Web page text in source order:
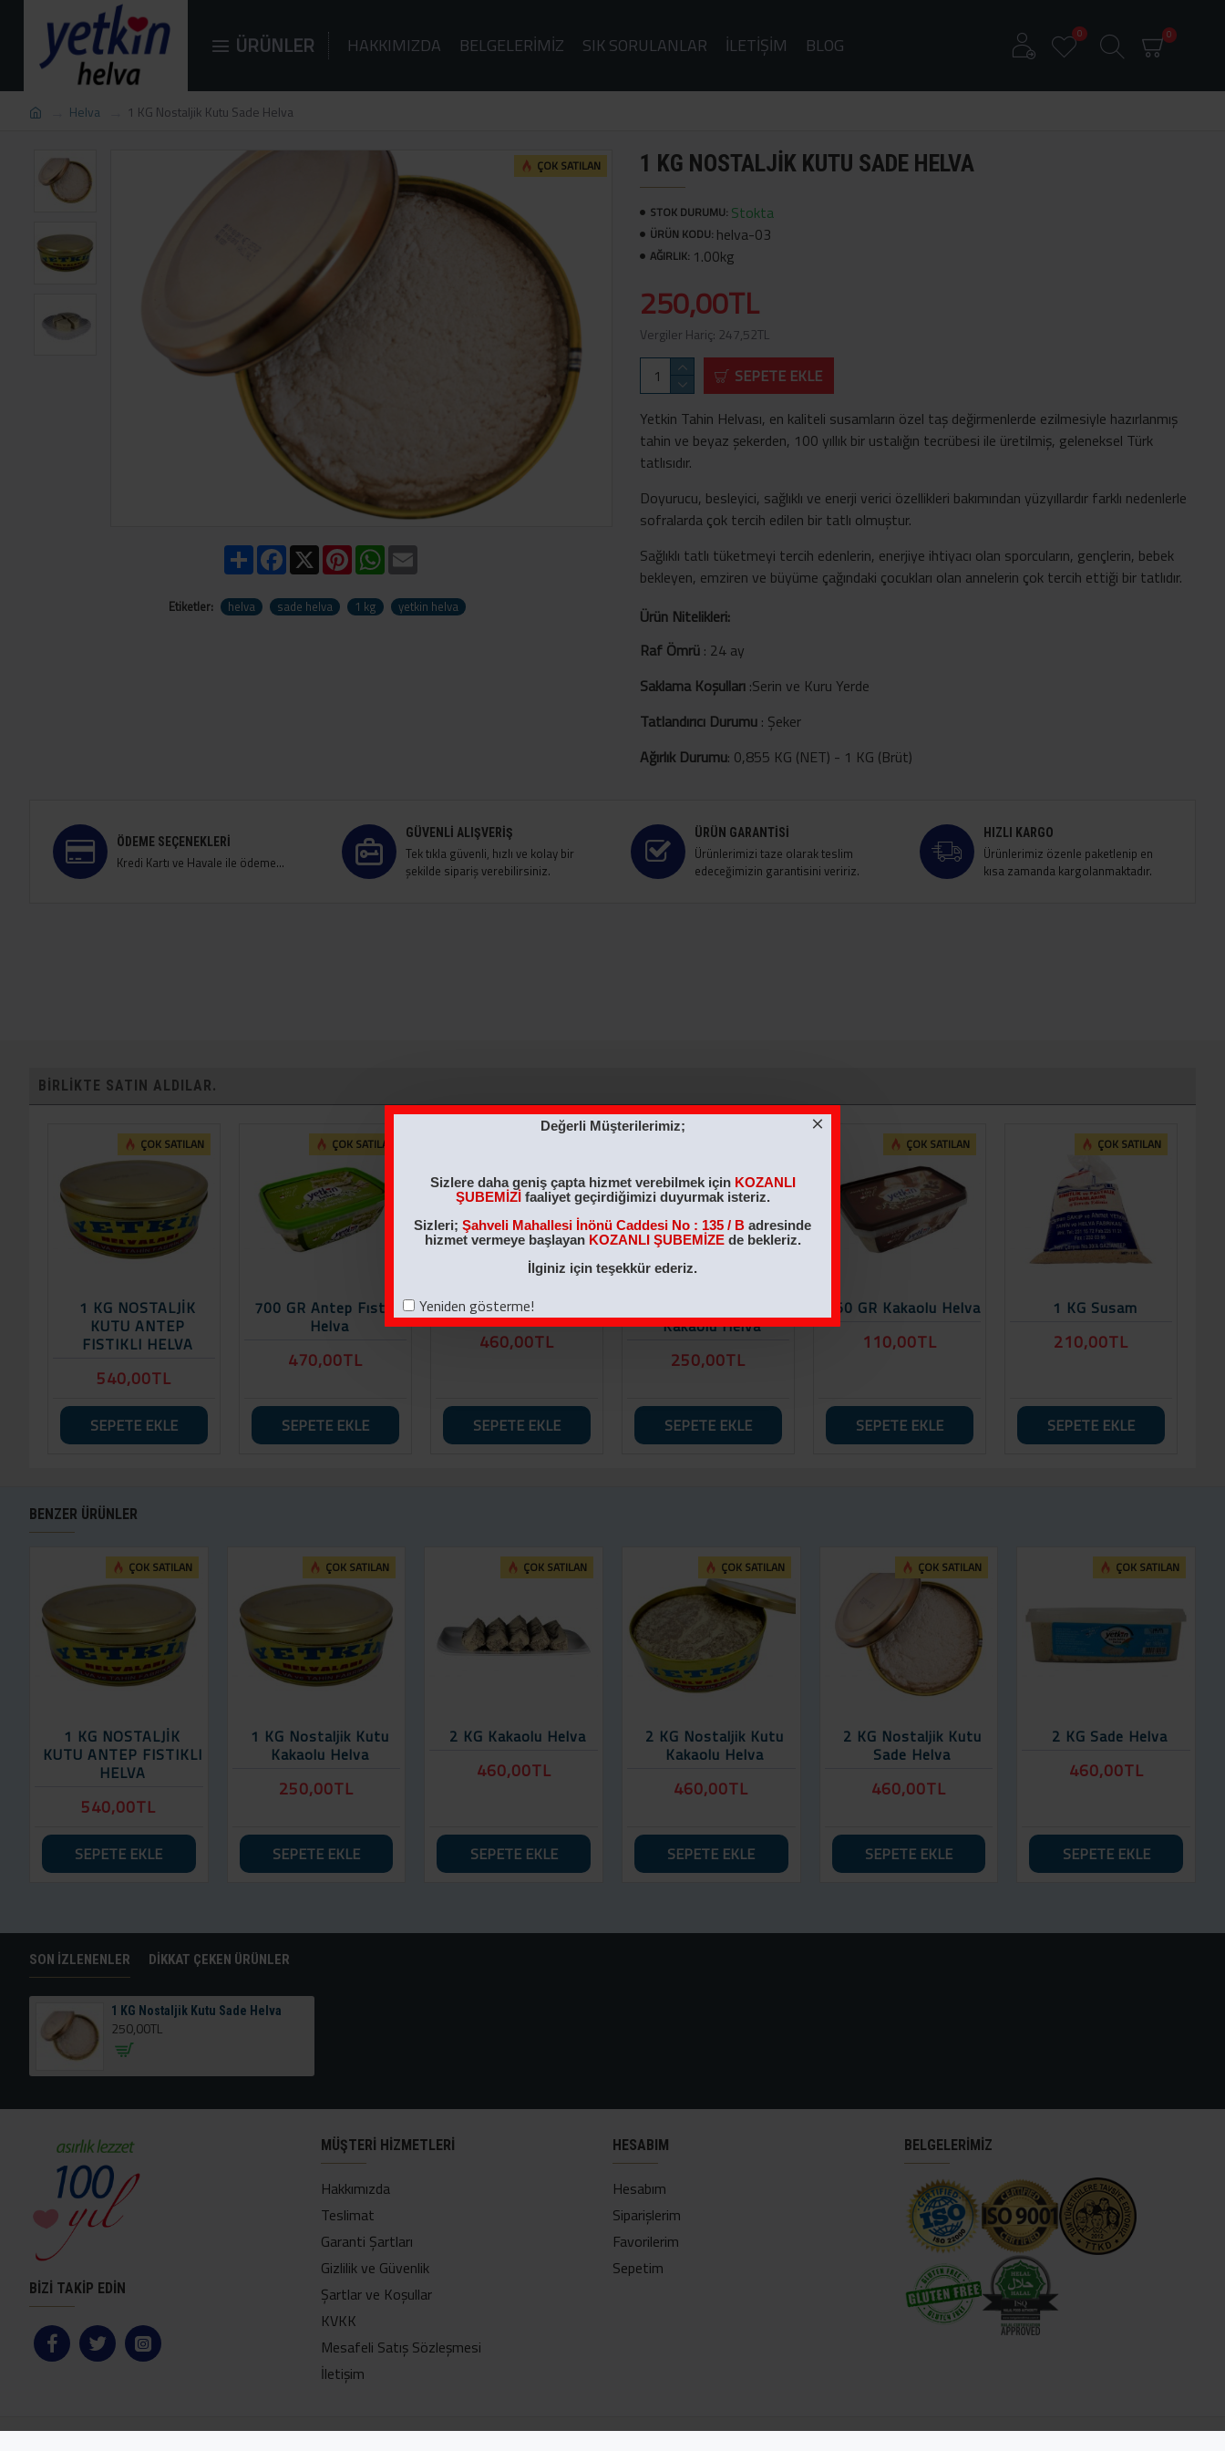
Değerli Müşterilerimiz;
Sizlere daha geniş çapta hizmet verebilmek için KOZANLI
ŞUBEMİZİfaaliyet geçirdiğimizi duyurmak isteriz.
Sizleri; Şahveli Mahallesi İnönü Caddesi No : 135 / B adresinde
hizmet vermeye başlayan KOZANLI ŞUBEMİZEde bekleriz.
İlginiz için teşekkür ederiz.
Yeniden gösterme!
ÜRÜNLER HAKKIMIZDA BELGELERIMIZ SIK SORULANLAR İLETIŞIM BLOG 0 0
Helva 1 KG Nostaljik Kutu Sade Helva
ÇOK SATILAN
ShareFacebook
X PinterestWhatsApp
Email
Etiketler: helva sade helva 1 kg yetkin helva
1 KG NOSTALJIK KUTU SADE HELVA
STOK DURUMU: Stokta
ÜRÜN KODU: helva-03
AĞIRLIK: 1.00kg
250,00TL
Vergiler Hariç: 247,52TL
SEPETE EKLE
Yetkin Tahin Helvası, en kaliteli susamların özel taş değirmenlerde ezilmesiyle hazırlanmış
tahin ve beyaz şekerden, 100 yıllık bir ustalığın tecrübesi ile üretilmiş, geleneksel Türk
tatlısıdır.
Doyurucu, besleyici, sağlıklı ve enerji verici özellikleri bakımından yüzyıllardır farklı nedenlerle
sofralarda çok tercih edilen bir tatlı olmuştur.
Sağlıklı tatlı tüketmeyi tercih edenlerin, enerjiye ihtiyacı olan sporcuların, gençlerin, bebek
bekleyen, emziren ve büyüme çağındaki çocukları olan annelerin çok tercih ettiği bir tatlıdır.
Ürün Nitelikleri:
Raf Ömrü : 24 ay
Saklama Koşulları :Serin ve Kuru Yerde
Tatlandırıcı Durumu : Şeker
Ağırlık Durumu: 0,855 KG (NET) - 1 KG (Brüt)
ÖDEME SEÇENEKLERI
Kredi Kartı ve Havale ile ödeme...
GÜVENLI ALIŞVERIŞ
Tek tıkla güvenli, hızlı ve kolay bir
şekilde sipariş verebilirsiniz.
ÜRÜN GARANTISI
Ürünlerimizi taze olarak teslim
edeceğimizin garantisini veririz.
HIZLI KARGO
Ürünlerimiz özenle paketlenip en
kısa zamanda kargolanmaktadır.
BIRLIKTE SATIN ALDILAR.
ÇOK SATILAN
1 KG NOSTALJİK
KUTU ANTEP
FISTIKLI HELVA
540,00TL
SEPETE EKLE
ÇOK SATILAN
700 GR Antep Fıstıklı
Helva
470,00TL
SEPETE EKLE
2 KG Sade Helva
460,00TL
SEPETE EKLE
Kakaolu Helva
250,00TL
SEPETE EKLE
ÇOK SATILAN
350 GR Kakaolu Helva
110,00TL
SEPETE EKLE
ÇOK SATILAN
1 KG Susam
210,00TL
SEPETE EKLE
BENZER ÜRÜNLER
ÇOK SATILAN
1 KG NOSTALJİK
KUTU ANTEP FISTIKLI
HELVA
540,00TL
SEPETE EKLE
ÇOK SATILAN
1 KG Nostaljik Kutu
Kakaolu Helva
250,00TL
SEPETE EKLE
ÇOK SATILAN
2 KG Kakaolu Helva
460,00TL
SEPETE EKLE
ÇOK SATILAN
2 KG Nostaljik Kutu
Kakaolu Helva
460,00TL
SEPETE EKLE
ÇOK SATILAN
2 KG Nostaljik Kutu
Sade Helva
460,00TL
SEPETE EKLE
ÇOK SATILAN
2 KG Sade Helva
460,00TL
SEPETE EKLE
SON İZLENENLER DIKKAT ÇEKEN ÜRÜNLER
1 KG Nostaljik Kutu Sade Helva
250,00TL
BİZİ TAKİP EDİN
MÜŞTERI HIZMETLERI
Hakkımızda
Teslimat
Garanti Şartları
Gizlilik ve Güvenlik
Şartlar ve Koşullar
KVKK
Mesafeli Satış Sözleşmesi
İletişim
HESABIM
Hesabım
Siparişlerim
Favorilerim
Sepetim
BELGELERİMİZ